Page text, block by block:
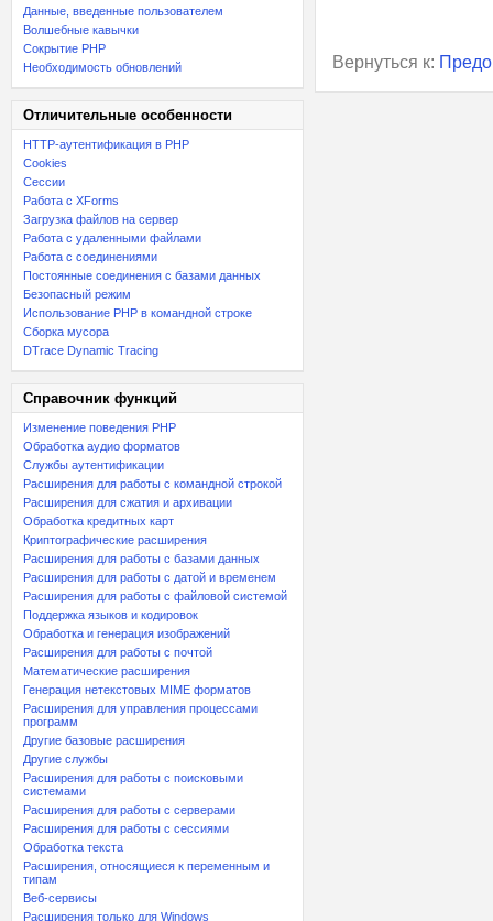
Данные, введенные пользователем
Волшебные кавычки
Сокрытие PHP
Необходимость обновлений
Отличительные особенности
HTTP-аутентификация в PHP
Cookies
Сессии
Работа с XForms
Загрузка файлов на сервер
Работа с удаленными файлами
Работа с соединениями
Постоянные соединения с базами данных
Безопасный режим
Использование PHP в командной строке
Сборка мусора
DTrace Dynamic Tracing
Справочник функций
Изменение поведения PHP
Обработка аудио форматов
Службы аутентификации
Расширения для работы с командной строкой
Расширения для сжатия и архивации
Обработка кредитных карт
Криптографические расширения
Расширения для работы с базами данных
Расширения для работы с датой и временем
Расширения для работы с файловой системой
Поддержка языков и кодировок
Обработка и генерация изображений
Расширения для работы с почтой
Математические расширения
Генерация нетекстовых MIME форматов
Расширения для управления процессами
программ
Другие базовые расширения
Другие службы
Расширения для работы с поисковыми
системами
Расширения для работы с серверами
Расширения для работы с сессиями
Обработка текста
Расширения, относящиеся к переменным и
типам
Веб-сервисы
Расширения только для Windows
Вернуться к: